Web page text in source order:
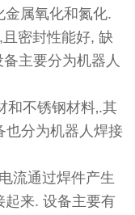
金属氧化和氮化.
密封性能好, 缺
主要分为机器人
不锈钢材料‚.其
也分为机器人焊接
通过焊件产生
起来. 设备主要有